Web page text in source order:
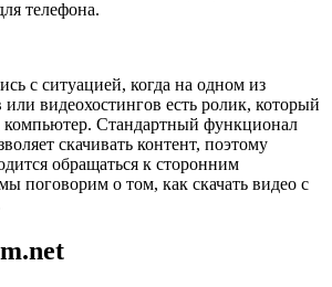
телефона.
с ситуацией, когда на одном из
или видеохостингов есть ролик, который
компьютер. Стандартный функционал
скачивать контент, поэтому
обращаться к сторонним
поговорим о том, как скачать видео с